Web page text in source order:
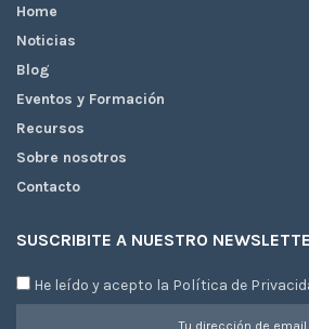
Home
Noticias
Blog
Eventos y Formación
Recursos
Sobre nosotros
Contacto
SUSCRIBITE A NUESTRO
He leído y acepto la Política de